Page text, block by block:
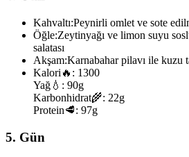
Kahvaltı:Peynirli omlet ve sote
Öğle:Zeytinyağı ve limon suyu
salatası
Akşam:Karnabahar pilavı ile kuzu
Kalori 🔥: 1300
Yağ 💧: 90g
Karbonhidrat🌾: 22g
Protein🥩: 97g
5. Gün